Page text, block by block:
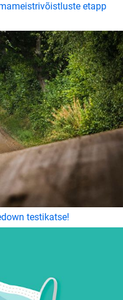
etapp
testikatse!